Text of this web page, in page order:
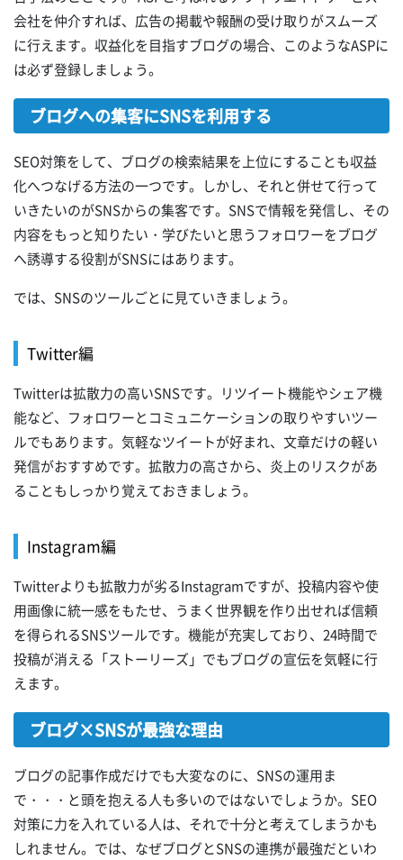
会社を仲介すれば、広告の掲載や報酬の受け取りがスムーズ
に行えます。収益化を目指すブログの場合、このようなASPに
は必ず登録しましょう。
ブログへの集客にSNSを利用する
SEO対策をして、ブログの検索結果を上位にすることも収益
化へつなげる方法の一つです。しかし、それと併せて行って
いきたいのがSNSからの集客です。SNSで情報を発信し、その
内容をもっと知りたい・学びたいと思うフォロワーをブログ
へ誘導する役割がSNSにはあります。
では、SNSのツールごとに見ていきましょう。
Twitter編
Twitterは拡散力の高いSNSです。リツイート機能やシェア機
能など、フォロワーとコミュニケーションの取りやすいツー
ルでもあります。気軽なツイートが好まれ、文章だけの軽い
発信がおすすめです。拡散力の高さから、炎上のリスクがあ
ることもしっかり覚えておきましょう。
Instagram編
Twitterよりも拡散力が劣るInstagramですが、投稿内容や使
用画像に統一感をもたせ、うまく世界観を作り出せれば信頼
を得られるSNSツールです。機能が充実しており、24時間で
投稿が消える「ストーリーズ」でもブログの宣伝を気軽に行
えます。
ブログ×SNSが最強な理由
ブログの記事作成だけでも大変なのに、SNSの運用ま
で・・・と頭を抱える人も多いのではないでしょうか。SEO
対策に力を入れている人は、それで十分と考えてしまうかも
しれません。では、なぜブログとSNSの連携が最強だといわ